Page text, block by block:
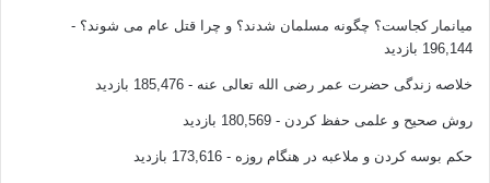
میانمار کجاست؟ چگونه مسلمان شدند؟ و چرا قتل عام می شوند؟ -
196,144 بازدید
خلاصه زندگی حضرت عمر رضی الله تعالی عنه - 185,476 بازدید
روش صحیح و علمی حفظ کردن - 180,569 بازدید
حکم بوسه کردن و ملاعبه در هنگام روزه - 173,616 بازدید